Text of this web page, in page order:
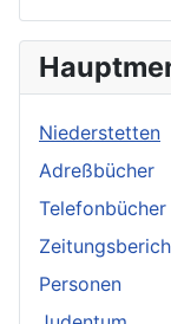
Niederstetten
Adreßbücher
Telefonbücher
Personen